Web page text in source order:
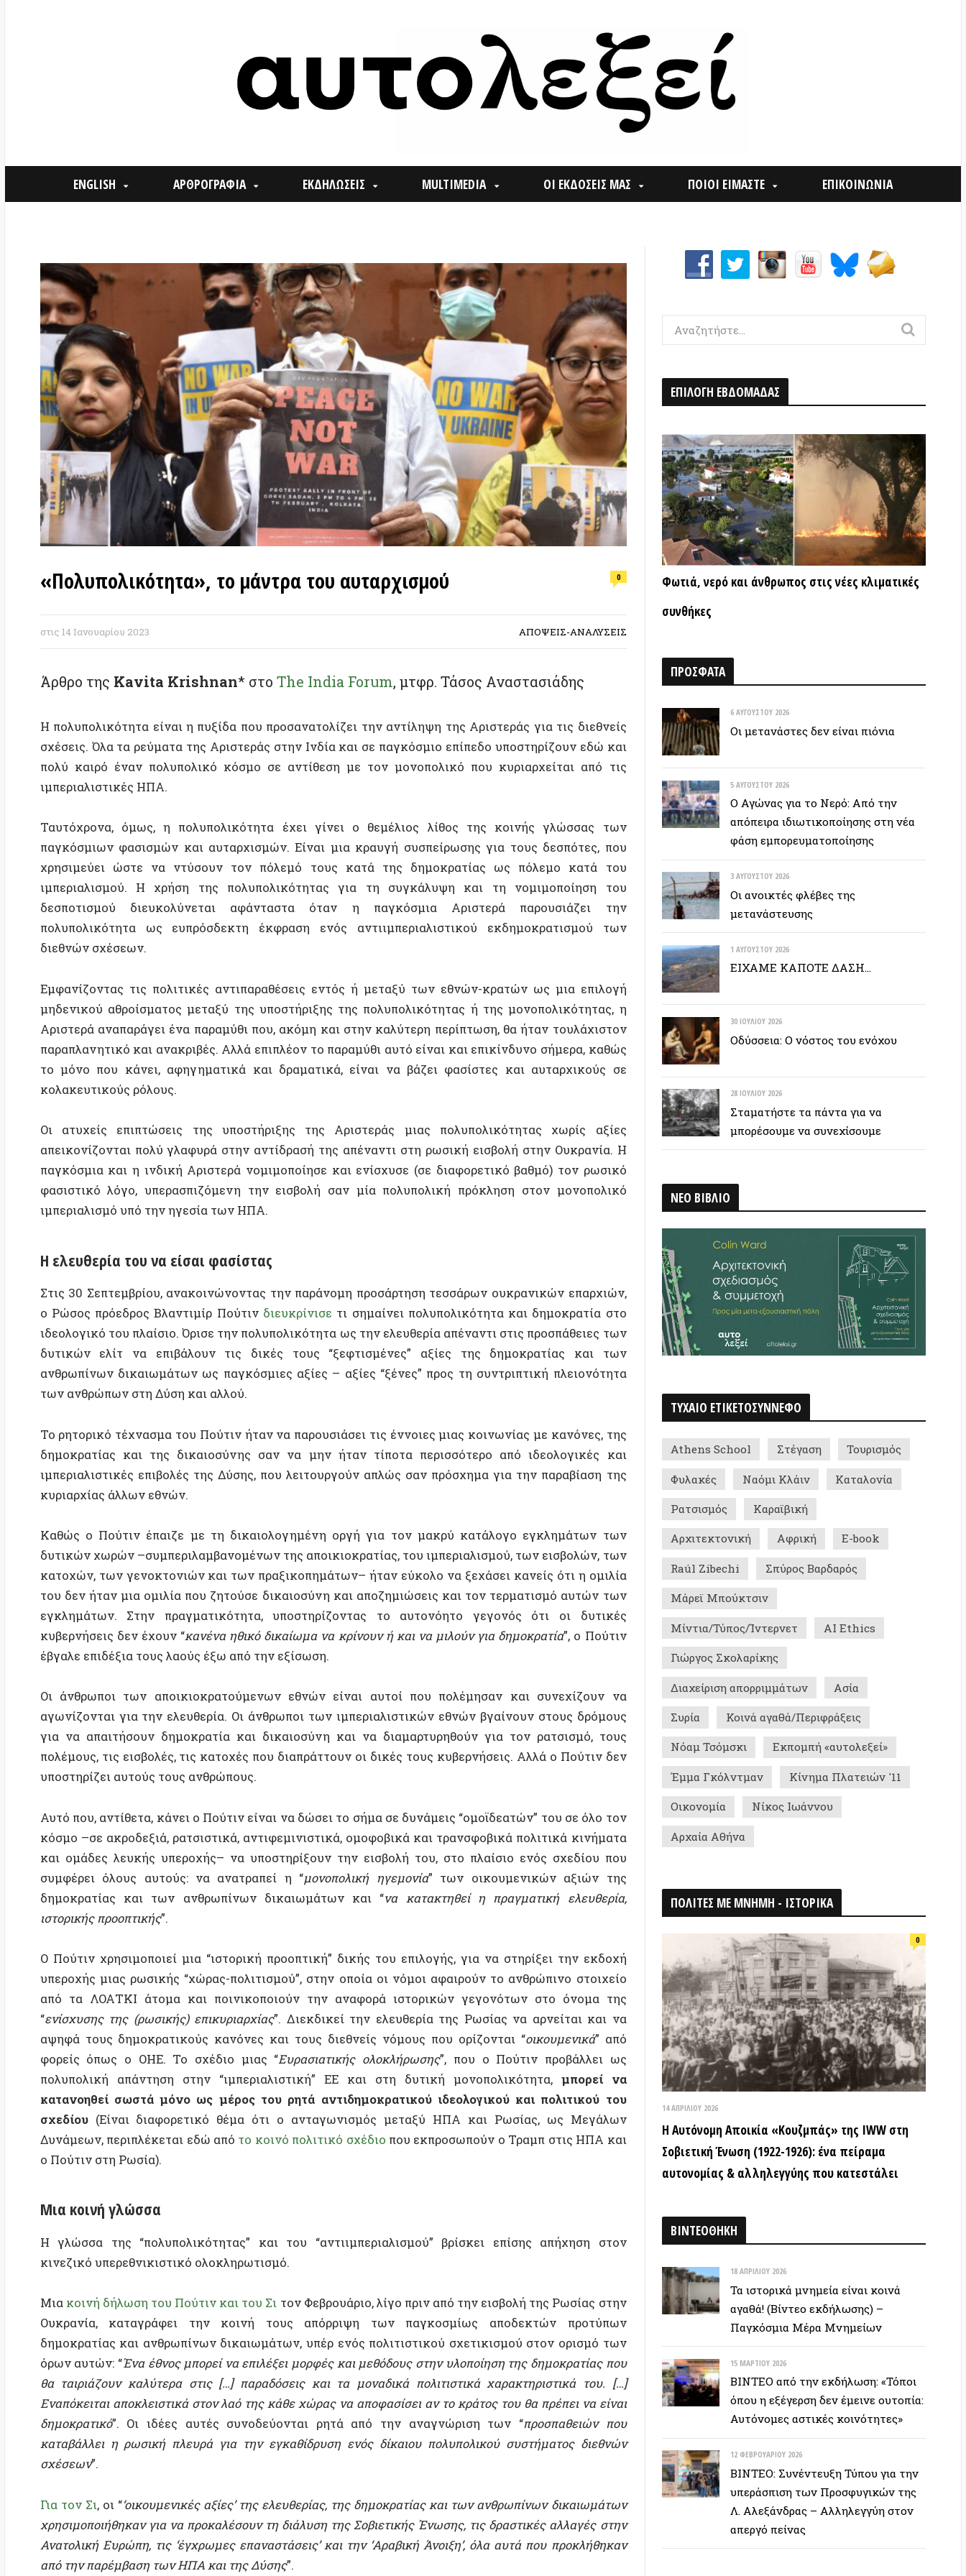
ENGLISH ΑΡΘΡΟΓΡΑΦΙΑ ΕΚΔΗΛΩΣΕΙΣ MULTIMEDIA ΟΙ ΕΚΔΟΣΕΙΣ ΜΑΣ ΠΟΙΟΙ ΕΙΜΑΣΤΕ ΕΠΙΚΟΙΝΩΝΙΑ
«Πολυπολικότητα», το μάντρα του αυταρχισμού
στις14 Ιανουαρίου 2023
Άρθρο τηςKavita Krishnan* στοThe India Forum, μτφρ.Τάσος Αναστασιάδης
σχέσεις. Όλα τα ρεύματα της Αριστεράς στην Ινδία και σε παγκόσμιο επίπεδο υποστηρίζουν εδώ και
πολύ καιρό έναν πολυπολικό κόσμο σε αντίθεση με τον μονοπολικό που κυριαρχείται από τις
Ταυτόχρονα, όμως, η πολυπολικότητα έχει γίνει ο θεμέλιος λίθος της κοινής γλώσσας των
παγκόσμιων φασισμών και αυταρχισμών. Είναι μια κραυγή συσπείρωσης για τους δεσπότες, που
χρησιμεύει ώστε να ντύσουν τον πόλεμό τους κατά της δημοκρατίας ως πόλεμο κατά του
δεσποτισμού διευκολύνεται αφάνταστα όταν η παγκόσμια Αριστερά παρουσιάζει την
πολυπολικότητα ως ευπρόσδεκτη έκφραση ενός αντιιμπεριαλιστικού εκδημοκρατισμού των
διεθνών σχέσεων.
Εμφανίζοντας τις πολιτικές αντιπαραθέσεις εντός ή μεταξύ των εθνών-κρατών ως μια επιλογή
μηδενικού αθροίσματος μεταξύ της υποστήριξης της πολυπολικότητας ή της μονοπολικότητας, η
Αριστερά αναπαράγει ένα παραμύθι που, ακόμη και στην καλύτερη περίπτωση, θα ήταν τουλάχιστον
παραπλανητικό και ανακριβές. Αλλά επιπλέον το παραμύθι αυτό είναι και επικίνδυνο σήμερα, καθώς
κολακευτικούς ρόλους.
Οι ατυχείς επιπτώσεις της υποστήριξης της Αριστεράς μιας πολυπολικότητας χωρίς αξίες
απεικονίζονται πολύ γλαφυρά στην αντίδρασή της απέναντι στη ρωσική εισβολή στην Ουκρανία. Η
παγκόσμια και η ινδική Αριστερά νομιμοποίησε και ενίσχυσε (σε διαφορετικό βαθμό) τον ρωσικό
φασιστικό λόγο, υπερασπιζόμενη την εισβολή σαν μία πολυπολική πρόκληση στον μονοπολικό
ιμπεριαλισμό υπό την ηγεσία των ΗΠΑ.
Η ελευθερία του να είσαι φασίστας
Στις 30 Σεπτεμβρίου, ανακοινώνοντας την παράνομη προσάρτηση τεσσάρων ουκρανικών επαρχιών,
ο Ρώσος πρόεδρος Βλαντιμίρ Πούτινδιευκρίνισετι σημαίνει πολυπολικότητα και δημοκρατία στο
ιδεολογικό του πλαίσιο. Όρισε την πολυπολικότητα ως την ελευθερία απέναντι στις προσπάθειες των
των ανθρώπων στη Δύση και αλλού.
Το ρητορικό τέχνασμα του Πούτιν ήταν να παρουσιάσει τις έννοιες μιας κοινωνίας με κανόνες, της
δημοκρατίας και της δικαιοσύνης σαν να μην ήταν τίποτα περισσότερο από ιδεολογικές και
ιμπεριαλιστικές επιβολές της Δύσης, που λειτουργούν απλώς σαν πρόσχημα για την παραβίαση της
κυριαρχίας άλλων εθνών.
Καθώς ο Πούτιν έπαιζε με τη δικαιολογημένη οργή για τον μακρύ κατάλογο εγκλημάτων των
κατοχών, των γενοκτονιών και των πραξικοπημάτων– ήταν εύκολο να ξεχάσει κανείς ότι η ομιλία
του δεν ήταν μια ομιλία που ζητούσε δικαιοσύνη και αποζημιώσεις και τον τερματισμό αυτών των
εγκλημάτων. Στην πραγματικότητα, υποστηρίζοντας το αυτονόητο γεγονός ότι οι δυτικές
κυβερνήσεις δεν έχουν “κανένα ηθικό δικαίωμα να κρίνουν ή και να μιλούν για δημοκρατία”, ο Πούτιν
έβγαλε επιδέξια τους λαούς έξω από την εξίσωση.
Οι άνθρωποι των αποικιοκρατούμενων εθνών είναι αυτοί που πολέμησαν και συνεχίζουν να
αγωνίζονται για την ελευθερία. Οι άνθρωποι των ιμπεριαλιστικών εθνών βγαίνουν στους δρόμους
για να απαιτήσουν δημοκρατία και δικαιοσύνη και να διαμαρτυρηθούν για τον ρατσισμό, τους
πολέμους, τις εισβολές, τις κατοχές που διαπράττουν οι δικές τους κυβερνήσεις. Αλλά ο Πούτιν δεν
υποστηρίζει αυτούς τους ανθρώπους.
Αυτό που, αντίθετα, κάνει ο Πούτιν είναι να δώσει το σήμα σε δυνάμεις “ομοϊδεατών” του σε όλο τον
κόσμο –σε ακροδεξιά, ρατσιστικά, αντιφεμινιστικά, ομοφοβικά και τρανσφοβικά πολιτικά κινήματα
συμφέρει όλους αυτούς: να ανατραπεί η “ μονοπολική ηγεμονία” των οικουμενικών αξιών της
δημοκρατίας και των ανθρωπίνων δικαιωμάτων και “να κατακτηθεί η πραγματική ελευθερία,
ιστορικής προοπτικής”.
Ο Πούτιν χρησιμοποιεί μια “ιστορική προοπτική” δικής του επιλογής, για να στηρίξει την εκδοχή
από τα ΛΟΑΤΚΙ άτομα και ποινικοποιούν την αναφορά ιστορικών γεγονότων στο όνομα της
ενίσχυσης της (ρωσικής) επικυριαρχίας
”. Διεκδικεί την ελευθερία της Ρωσίας να αρνείται και να
αψηφά τους δημοκρατικούς κανόνες και τους διεθνείς νόμους που ορίζονται “
φορείς όπως ο ΟΗΕ. Το σχέδιο μιας “ Ευρασιατικής ολοκλήρωσης ”, που ο Πούτιν προβάλλει ως
πολυπολική απάντηση στην “ιμπεριαλιστική” ΕΕ και στη δυτική μονοπολικότητα,μπορεί να
κατανοηθεί σωστά μόνο ως μέρος του ρητά αντιδημοκρατικού ιδεολογικού και πολιτικού του
σχεδίου(Είναι διαφορετικό θέμα ότι ο ανταγωνισμός μεταξύ ΗΠΑ και Ρωσίας, ως Μεγάλων
ο Πούτιν στη Ρωσία).
Μια κοινή γλώσσα
Η γλώσσα της “πολυπολικότητας” και του “αντιιμπεριαλισμού” βρίσκει επίσης απήχηση στον
κινεζικό υπερεθνικιστικό ολοκληρωτισμό.
κοινή δήλωση του Πούτιν και του Σιτον Φεβρουάριο, λίγο πριν από την εισβολή της Ρωσίας στην
Ουκρανία, καταγράφει την κοινή τους απόρριψη των παγκοσμίως αποδεκτών προτύπων
δημοκρατίας και ανθρωπίνων δικαιωμάτων, υπέρ ενός πολιτιστικού σχετικισμού στον ορισμό των
όρων αυτών: “Ένα έθνος μπορεί να επιλέξει μορφές και μεθόδους στην υλοποίηση της δημοκρατίας που
θα ταιριάζουν καλύτερα στις […] παραδόσεις και τα μοναδικά πολιτιστικά χαρακτηριστικά του. […]
καταβάλλει η ρωσική πλευρά για την εγκαθίδρυση ενός δίκαιου πολυπολικού συστήματος διεθνών
σχέσεων
Για τον Σι, οι “‘οικουμενικές αξίες’ της ελευθερίας, της δημοκρατίας και των ανθρωπίνων δικαιωμάτων
Ανατολική Ευρώπη, τις ‘έγχρωμες επαναστάσεις’ και την ‘Αραβική Άνοιξη’, όλα αυτά που προκλήθηκαν
από την παρέμβαση των ΗΠΑ και της Δύσης
Κάθε λαϊκό κίνημα που διεκδικεί ανθρώπινα δικαιώματα και δημοκρατία, αιτήματα δηλαδή
οικουμενικώς αποδεκτά, αντιμετωπίζεται ως μια εγγενώς αδικαιολόγητη ιμπεριαλιστική έγχρωμη
επανάσταση.
Το αίτημα για μια δημοκρατία που να πληρoί τα οικουμενικά πρότυπα,
αίτημα των διαδηλωτών σε
όλη την Κίνα
κατά της καταστολής στο όνομα της “zero-covid” πολιτικής, αποκτά ιδιαίτερη σημασία
ακριβώς υπό το πρίσμα ενός πολιτιστικού σχετικισμού των προτύπων που υποστηρίζει η κυβέρνηση
ελευθερία και τα ανθρώπινα δικαιώματα”,ορίζει τα ανθρώπινα δικαιώματα ως “ευτυχία” με βάση την
ευημερία και τις παροχές, και όχι ως προστασία απέναντι στην αχαλίνωτη κυβερνητική εξουσία,
ενώ παραλείπει επιδεικτικά το δικαίωμα αμφισβήτησης της κυβέρνησης, το δικαίωμα διαφωνίας ή
ελεύθερης οργάνωσης.
Search
for:
ΕΠΙΛΟΓΗ ΕΒΔΟΜΑΔΑΣ
Φωτιά, νερό και άνθρωπος στις νέες κλιματικές
Οι μετανάστες δεν είναι πιόνια
5 ΑΥΓΟΎΣΤΟΥ 2026
Ο Αγώνας για το Νερό: Από την
απόπειρα ιδιωτικοποίησης στη νέα
3 ΑΥΓΟΎΣΤΟΥ 2026
Οι ανοικτές φλέβες της
μετανάστευσης
1 ΑΥΓΟΎΣΤΟΥ 2026
ΕΙΧΑΜΕ ΚΑΠΟΤΕ ΔΑΣΗ…
Οδύσσεια: Ο νόστος του ενόχου
28 ΙΟΥΛΊΟΥ 2026
Σταματήστε τα πάντα για να
μπορέσουμε να συνεχίσουμε
ΝΕΟ ΒΙΒΛΙΟ
ΤΥΧΑΙΟ ΕΤΙΚΕΤΟΣΥΝΝΕΦΟ
Athens School Στέγαση Τουρισμός
Φυλακές Ναόμι Κλάιν Καταλονία
Ρατσισμός
Αρχιτεκτονική Αφρική E-book
Raúl Zibechi Σπύρος Βαρδαρός
Μάρεϊ Μπούκτσιν
Μίντια/Τύπος/Ίντερνετ AI Ethics
Γιώργος Σκολαρίκης
Διαχείριση απορριμμάτων Ασία
Συρία Κοινά αγαθά/Περιφράξεις
Έμμα Γκόλντμαν Κίνημα Πλατειών '11
Οικονομία Νίκος Ιωάννου
Αρχαία Αθήνα
ΠΟΛΙΤΕΣ ΜΕ ΜΝΗΜΗ - ΙΣΤΟΡΙΚΑ
0
Η Αυτόνομη Αποικία «Κουζμπάς» της IWW στη
Σοβιετική Ένωση (1922-1926): ένα πείραμα
αυτονομίας & αλληλεγγύης που κατεστάλει
ΒΙΝΤΕΟΘΗΚΗ
18 ΑΠΡΙΛΊΟΥ 2026
Τα ιστορικά μνημεία είναι κοινά
αγαθά! (Βίντεο εκδήλωσης) –
Παγκόσμια Μέρα Μνημείων
ΒΙΝΤΕΟ από την εκδήλωση: «Τόποι
όπου η εξέγερση δεν έμεινε ουτοπία:
12 ΦΕΒΡΟΥΑΡΊΟΥ 2026
ΒΙΝΤΕΟ: Συνέντευξη Τύπου για την
Λ. Αλεξάνδρας – Αλληλεγγύη στον
απεργό πείνας
28 ΙΟΥΝΊΟΥ 2026
Colin Ward: Ο σπόρος κάτω απο το
χιόνι (Autonomedia, 2001)
15 ΙΟΥΝΊΟΥ 2026
Συνέντευξη Zygmunt Bauman: Η
ρευστή νεωτερικότητα
(Autonomedia, 2001)